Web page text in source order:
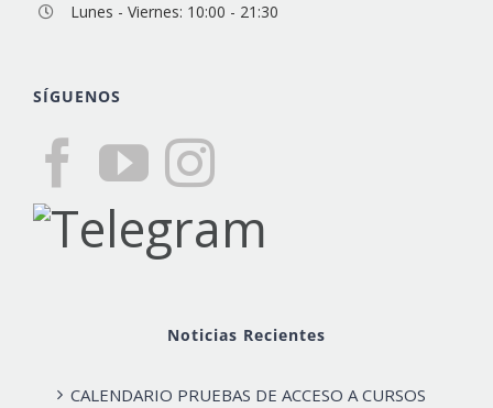
Lunes - Viernes: 10:00 - 21:30
SÍGUENOS
Noticias Recientes
CALENDARIO PRUEBAS DE ACCESO A CURSOS